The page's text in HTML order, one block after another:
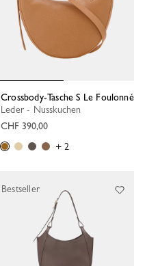
Crossbody-Tasche S Le Foulonné
Leder - Nusskuchen
CHF 390,00
+ 2
Bestseller